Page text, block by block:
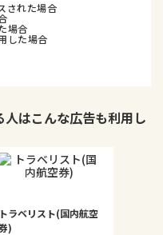
された場合
場合
した場合
人はこんな広告も利用し
トラベリスト(国内航空
)